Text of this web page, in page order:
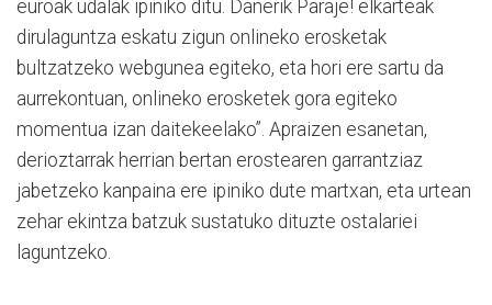
euroak udalak ipiniko ditu. Danerik Paraje! elkarteak
dirulaguntza eskatu zigun onlineko erosketak
bultzatzeko webgunea egiteko, eta hori ere sartu da
aurrekontuan, onlineko erosketek gora egiteko
momentua izan daitekeelako”. Apraizen esanetan,
derioztarrak herrian bertan erostearen garrantziaz
jabetzeko kanpaina ere ipiniko dute martxan, eta urtean
zehar ekintza batzuk sustatuko dituzte ostalariei
laguntzeko.